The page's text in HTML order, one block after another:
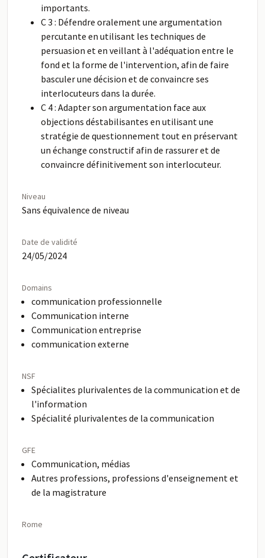
importants.
C 3 : Défendre oralement une argumentation
percutante en utilisant les techniques de
persuasion et en veillant à l'adéquation entre le
fond et la forme de l'intervention, afin de faire
basculer une décision et de convaincre ses
interlocuteurs dans la durée.
C 4 : Adapter son argumentation face aux
objections déstabilisantes en utilisant une
stratégie de questionnement tout en préservant
un échange constructif afin de rassurer et de
convaincre définitivement son interlocuteur.
Niveau
Sans équivalence de niveau
Date de validité
24/05/2024
Domains
communication professionnelle
Communication interne
Communication entreprise
communication externe
NSF
Spécialites plurivalentes de la communication et de
l'information
Spécialité plurivalentes de la communication
GFE
Communication, médias
Autres professions, professions d'enseignement et
de la magistrature
Rome